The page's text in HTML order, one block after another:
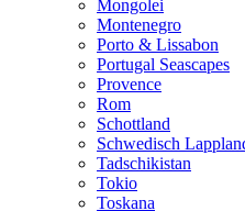
Mongolei
Montenegro
Porto & Lissabon
Portugal Seascapes
Provence
Rom
Schottland
Schwedisch
Tadschikistan
Tokio
Toskana